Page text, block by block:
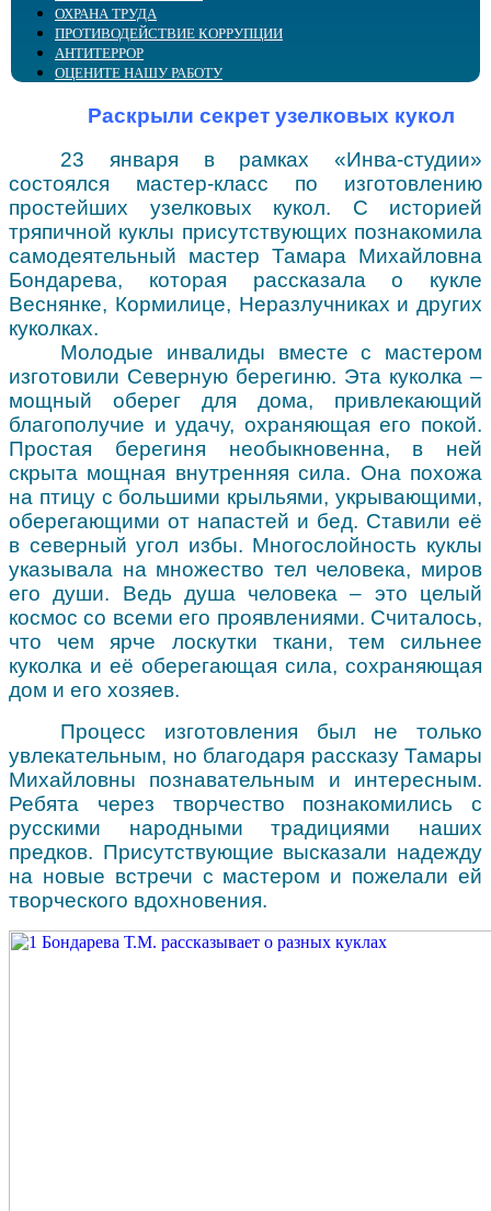
Образовательная деятельность
Структура
Бэкграундер
Попечительский совет
Библиотека в СМИ
Профсоюз
Доступная среда
Сведения об учредителе
Блог Доступное чтение
Клубы, объединения
Озвученные книжные выставки
Фильмы с тифлокомментариями
Брайль-Актив
Аллея для слепых
Культура для школьников
Советует юрист
Периодические издания
Издания библиотеки
Тифлокалендарь
Тифлоновости
Детско-юношеский зал "Выбор"
Пресс-служба
Центр поддержки образования
Центр поддержки доступного туризма
Объединение "МАЯК"
• Библиотечным специалистам
Интергрированное библиотечное обслуживание
Повышение квалификации
Виртуальный кабинет
Методические материалы
Специалистам сферы воспитания и образования
Специалистам сферы реабилитации
Специалистам-офтальмологам
Виртуальная справка
ОХРАНА ТРУДА
ПРОТИВОДЕЙСТВИЕ КОРРУПЦИИ
АНТИТЕРРОР
ОЦЕНИТЕ НАШУ РАБОТУ
Раскрыли секрет узелковых кукол
23 января в рамках «Инва-студии»
состоялся мастер-класс по изготовлению
простейших узелковых кукол. С историей
тряпичной куклы присутствующих познакомила
самодеятельный мастер Тамара Михайловна
Бондарева, которая рассказала о кукле
Веснянке, Кормилице, Неразлучниках и других
куколках.
Молодые инвалиды вместе с мастером
изготовили Северную берегиню. Эта куколка –
мощный оберег для дома, привлекающий
благополучие и удачу, охраняющая его покой.
Простая берегиня необыкновенна, в ней
скрыта мощная внутренняя сила. Она похожа
на птицу с большими крыльями, укрывающими,
оберегающими от напастей и бед. Ставили её
в северный угол избы. Многослойность куклы
указывала на множество тел человека, миров
его души. Ведь душа человека – это целый
космос со всеми его проявлениями. Считалось,
что чем ярче лоскутки ткани, тем сильнее
куколка и её оберегающая сила, сохраняющая
дом и его хозяев.
Процесс изготовления был не только
увлекательным, но благодаря рассказу Тамары
Михайловны познавательным и интересным.
Ребята через творчество познакомились с
русскими народными традициями наших
предков. Присутствующие высказали надежду
на новые встречи с мастером и пожелали ей
творческого вдохновения.